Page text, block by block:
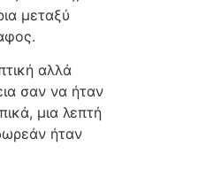
μεταξύ
αλλά
σαν να ήταν
μια λεπτή
ήταν